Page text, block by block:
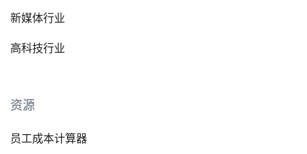
新媒体行业
高科技行业
资源
员工成本计算器